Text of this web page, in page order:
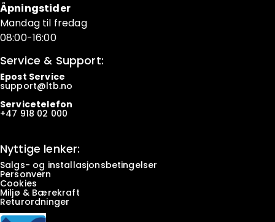
Åpningstider
Mandag til fredag
08:00-16:00
Service & Support:
Epost Service
support@ltb.no
Servicetelefon
+47 918 02 000
Nyttige lenker:
Salgs- og installasjonsbetingelser
Personvern
Cookies
Miljø & Bærekraft
Returordninger